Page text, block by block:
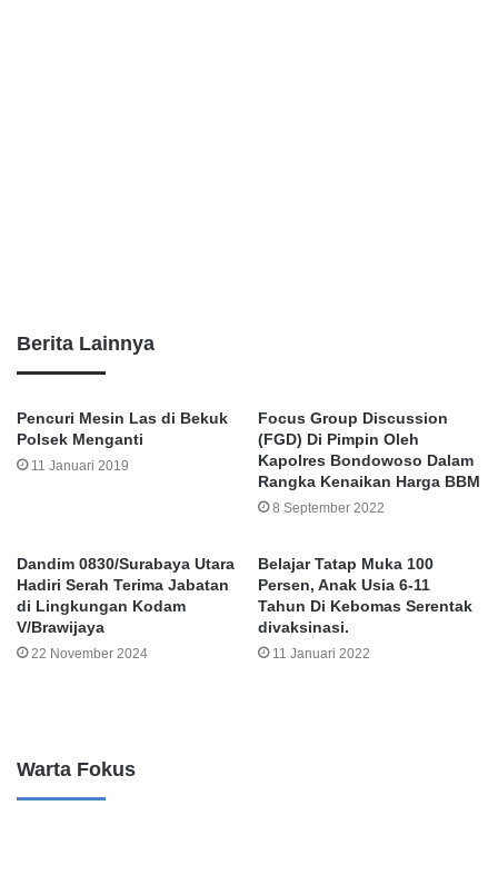
Berita Lainnya
Pencuri Mesin Las di Bekuk
Polsek Menganti
11 Januari 2019
Focus Group Discussion
(FGD) Di Pimpin Oleh
Kapolres Bondowoso Dalam
Rangka Kenaikan Harga BBM
8 September 2022
Dandim 0830/Surabaya Utara
Hadiri Serah Terima Jabatan
di Lingkungan Kodam
V/Brawijaya
22 November 2024
Belajar Tatap Muka 100
Persen, Anak Usia 6-11
Tahun Di Kebomas Serentak
divaksinasi.
11 Januari 2022
Warta Fokus